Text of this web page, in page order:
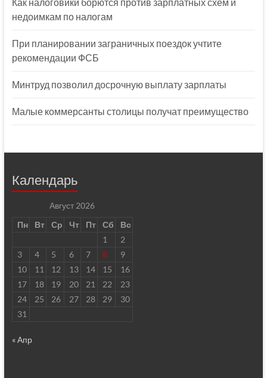
Как налоговики борются против зарплатных схем и
недоимкам по налогам
При планировании заграничных поездок учтите
рекомендации ФСБ
Минтруд позволил досрочную выплату зарплаты
Малые коммерсанты столицы получат преимущество
Календарь
Август 2026
Пн
Вт Ср Чт Пт Сб
Вс
1
2
3
4 5 6 7 8
9
10
11 12 13 14 15
16
17
18 19 20 21 22
23
24
25 26 27 28 29
30
31
« Апр